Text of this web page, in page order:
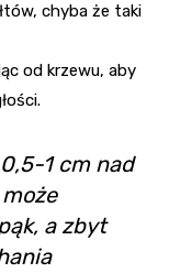
chyba że taki
od krzewu, aby
1 cm nad
a zbyt